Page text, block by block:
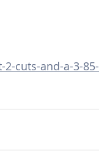
cuts-and-a-3-85-